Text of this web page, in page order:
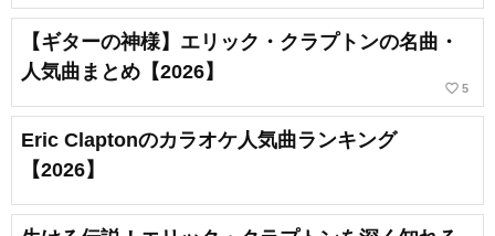
【ギターの神様】エリック・クラプトンの名曲・
人気曲まとめ【2026】
favorite_border 5
Eric Claptonのカラオケ人気曲ランキング
【2026】